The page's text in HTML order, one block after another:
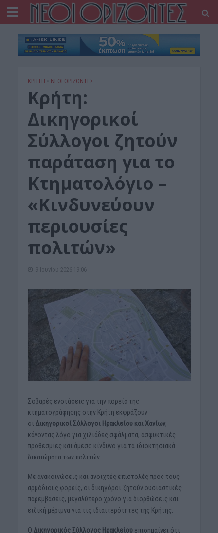
ΚΡΗΤΗ • ΝΕΟΙ ΟΡΙΖΟΝΤΕΣ
Κρήτη:
Δικηγορικοί
Σύλλογοι ζητούν
παράταση για το
Κτηματολόγιο –
«Κινδυνεύουν
περιουσίες
πολιτών»
9 Ιουνίου 2026 19:06
Σοβαρές ενστάσεις για την πορεία της
κτηματογράφησης στην Κρήτη εκφράζουν
οι Δικηγορικοί Σύλλογοι Ηρακλείου και Χανίων,
κάνοντας λόγο για χιλιάδες σφάλματα, ασφυκτικές
προθεσμίες και άμεσο κίνδυνο για τα ιδιοκτησιακά
δικαιώματα των πολιτών.
Με ανακοινώσεις και ανοιχτές επιστολές προς τους
αρμόδιους φορείς, οι δικηγόροι ζητούν ουσιαστικές
παρεμβάσεις, μεγαλύτερο χρόνο για διορθώσεις και
ειδική μέριμνα για τις ιδιαιτερότητες της Κρήτης.
Ο Δικηγορικός Σύλλογος Ηρακλείουεπισημαίνει ότι